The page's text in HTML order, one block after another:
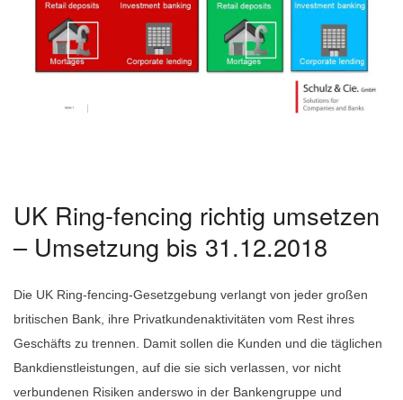
UK Ring-fencing richtig umsetzen
– Umsetzung bis 31.12.2018
Die UK Ring-fencing-Gesetzgebung verlangt von jeder großen
britischen Bank, ihre Privatkundenaktivitäten vom Rest ihres
Geschäfts zu trennen. Damit sollen die Kunden und die täglichen
Bankdienstleistungen, auf die sie sich verlassen, vor nicht
verbundenen Risiken anderswo in der Bankengruppe und